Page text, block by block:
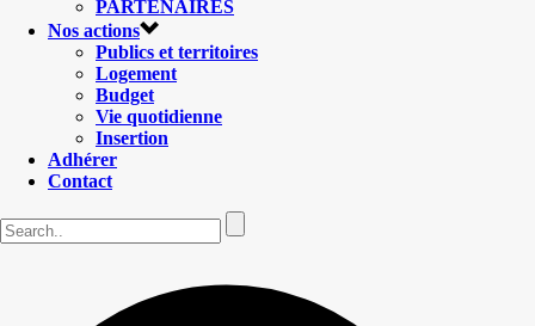
PARTENAIRES
Nos actions
Publics et territoires
Logement
Budget
Vie quotidienne
Insertion
Adhérer
Contact